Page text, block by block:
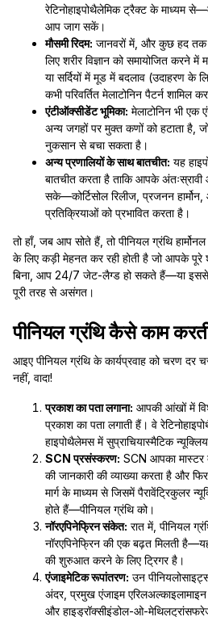
रेटिनोहाइपोथैलेमिक ट्रैक्ट के माध्यम
आप जाग सकें।
मौसमी रिदम: जानवरों में, और कुछ हद तक
लिए शरीर विज्ञान को समायोजित
या सर्दियों में मूड में बदलाव (उदाहरण के
कभी परिवर्तित मेलाटोनिन पैटर्न शामिल
एंटीऑक्सीडेंट भूमिका: मेलाटोनिन भी एक
अन्य जगहों पर मुक्त कणों को हटाता है,
नुकसान से बचा सकता है।
अन्य प्रणालियों के साथ बातचीत: यह
बातचीत करता है ताकि आपके अंतःस्रावी
सके—कोर्टिसोल रिलीज, प्रजनन हार्मोन,
प्रतिक्रियाओं को प्रभावित करता है।
तो हाँ, जब आप सोते हैं, तो पीनियल ग्रंथि
के लिए कड़ी मेहनत कर रही होती है जो आपके
बिना, आप 24/7 जेट-लैग्ड हो सकते हैं—या इससे
पूरी तरह से असंगत।
पीनियल ग्रंथि कैसे काम
आइए पीनियल ग्रंथि के कार्यप्रवाह को चरण
नहीं, वादा!
प्रकाश का पता लगाना: आपकी आंखों में
प्रकाश का पता लगाती हैं। वे
हाइपोथैलेमस में सुप्राचियास्मैटिक
SCN प्रसंस्करण: SCN आपका
की जानकारी की व्याख्या करता है और
मार्ग के माध्यम से जिसमें पैरावेंट्रिकुलर
होते हैं—पीनियल ग्रंथि को।
नॉरएपिनेफ्रिन संकेत: रात में, पीनियल
नॉरएपिनेफ्रिन की एक बढ़त मिलती
की शुरुआत करने के लिए ट्रिगर है।
एंजाइमेटिक रूपांतरण: उन
अंदर, प्रमुख एंजाइम
और हाइड्रॉक्सीइंडोल-ओ-